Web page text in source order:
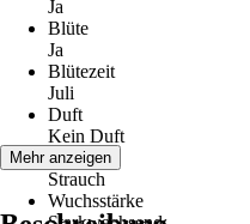
Ja
Blüte
Ja
Blütezeit
Juli
Duft
Kein Duft
Wuchs
Strauch
Wuchsstärke
Mehr anzeigen